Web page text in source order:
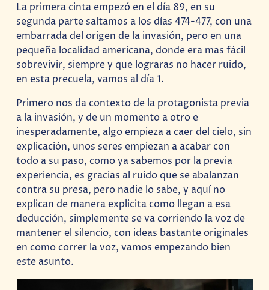
La primera cinta empezó en el día 89, en su
segunda parte saltamos a los días 474-477, con una
embarrada del origen de la invasión, pero en una
pequeña localidad americana, donde era mas fácil
sobrevivir, siempre y que lograras no hacer ruido,
en esta precuela, vamos al día 1.
Primero nos da contexto de la protagonista previa
a la invasión, y de un momento a otro e
inesperadamente, algo empieza a caer del cielo, sin
explicación, unos seres empiezan a acabar con
todo a su paso, como ya sabemos por la previa
experiencia, es gracias al ruido que se abalanzan
contra su presa, pero nadie lo sabe, y aquí no
explican de manera explicita como llegan a esa
deducción, simplemente se va corriendo la voz de
mantener el silencio, con ideas bastante originales
en como correr la voz, vamos empezando bien
este asunto.